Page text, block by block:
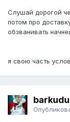
Слушай дорогой
потом про
обзванивать
я свою часть
barkudu